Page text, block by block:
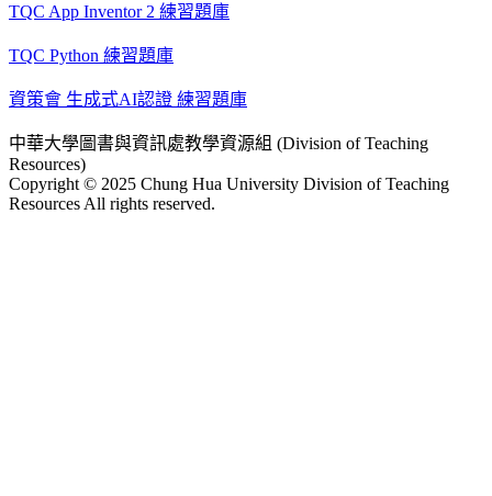
TQC App Inventor 2 練習題庫
TQC Python 練習題庫
資策會 生成式AI認證 練習題庫
中華大學圖書與資訊處教學資源組 (Division of Teaching
Resources)
Copyright © 2025 Chung Hua University Division of Teaching
Resources All rights reserved.